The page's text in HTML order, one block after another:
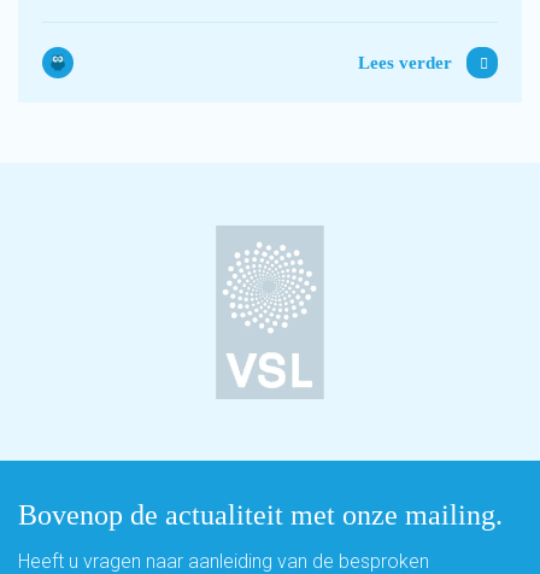
Lees verder
Bovenop de actualiteit met onze mailing.
Heeft u vragen naar aanleiding van de besproken